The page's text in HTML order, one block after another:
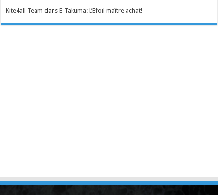
Kite4all Team dansE-Takuma: L’Efoil maître achat!